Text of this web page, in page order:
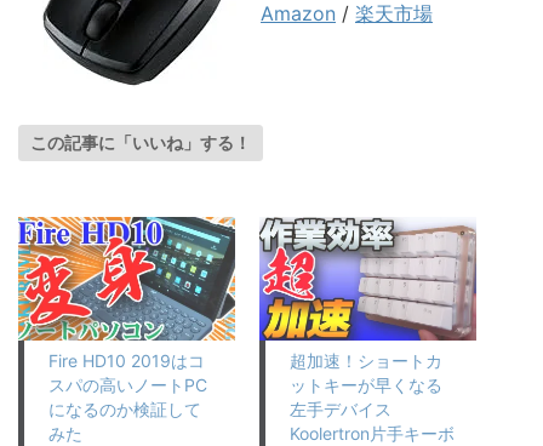
Amazon / 楽天市場
この記事に「いいね」する！
Fire HD10 2019はコ
スパの高いノートPC
になるのか検証して
みた
超加速！ショートカ
ットキーが早くなる
左手デバイス
Koolertron片手キーボ